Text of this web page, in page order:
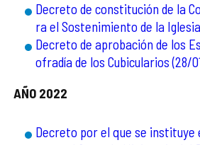
Decreto de constitución de la
ra el Sostenimiento de la
Decreto de aprobación de los
ofradía de los Cubicularios (28/
AÑO 2022
Decreto por el que se instituye